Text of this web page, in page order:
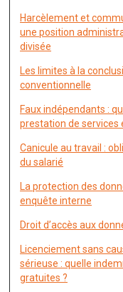
Harcèlement et
une position
divisée
Les limites à la
conventionnelle
Faux indépendants :
prestation de services
Canicule au travail :
du salarié
La protection des
enquête interne
Droit d’accès aux
Licenciement sans
sérieuse : quelle
gratuites ?